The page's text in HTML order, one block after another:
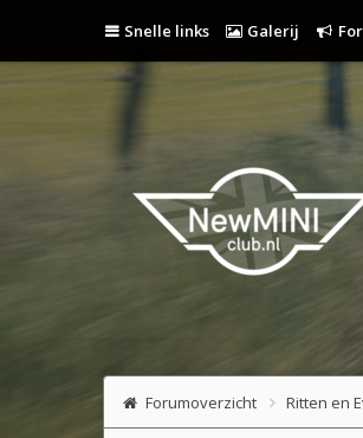
Snelle links Galerij
Forumoverzicht Ritten en